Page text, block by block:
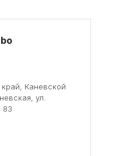
Каневской
ул.
83